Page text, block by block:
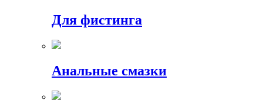
Для фистинга
Анальные смазки